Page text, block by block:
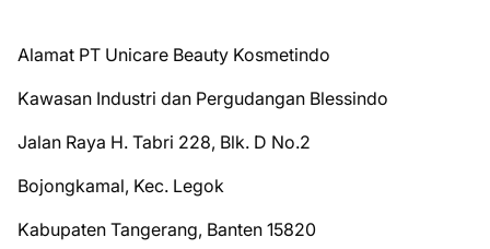
Alamat PT Unicare Beauty Kosmetindo
Kawasan Industri dan Pergudangan Blessindo
Jalan Raya H. Tabri 228, Blk. D No.2
Bojongkamal, Kec. Legok
Kabupaten Tangerang, Banten 15820